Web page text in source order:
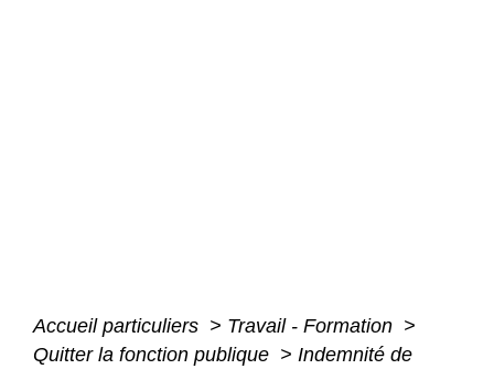
Accueil particuliers > Travail - Formation >
Quitter la fonction publique > Indemnité de